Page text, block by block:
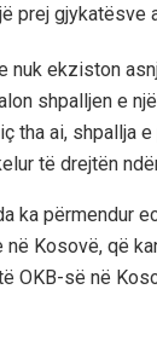
prej gjykatësve
nuk ekziston
shpalljen e
tha ai, shpallja
të drejtën
ka përmendur
Kosovë, që
OKB-së në